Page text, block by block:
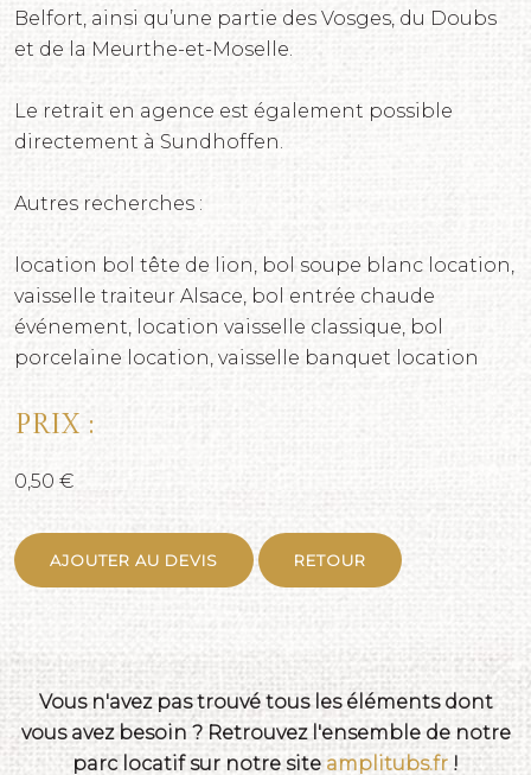
Belfort, ainsi qu’une partie des Vosges, du Doubs
et de la Meurthe-et-Moselle.
Le retrait en agence est également possible
directement à Sundhoffen.
Autres recherches :
location bol tête de lion, bol soupe blanc location,
vaisselle traiteur Alsace, bol entrée chaude
événement, location vaisselle classique, bol
porcelaine location, vaisselle banquet location
Prix :
0,50 €
AJOUTER AU DEVIS RETOUR
Vous n'avez pas trouvé tous les éléments dont
vous avez besoin ? Retrouvez l'ensemble de notre
parc locatif sur notre site amplitubs.fr !